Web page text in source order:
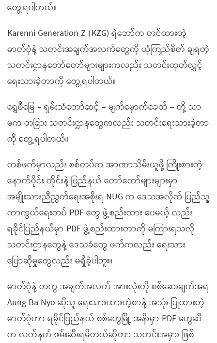
တွေ့ရပါတယ်။
Karenni Generation Z (KZG) ရဲဘော်က တင်ထားတဲ့
ဓာတ်ပုံနဲ့ သတင်းအချက်အလက်တွေကို ယုံကြည်စိတ် ချရတဲ့
သတင်းဌာနတော်တော်များများကလည်း သတင်းထုတ်လွှင့်
ရေးသားခဲ့တာကို တွေ့ရပါတယ်။
ရွှေဖီမြေ – ရှမ်းသံတော်ဆင့် – မျက်မှောက်ခေတ် – တို့ သာ
မက တခြား သတင်းဌာနတွေကလည်း သတင်းရေးသားခဲ့တာ
ကို တွေ့ရပါတယ်။
တစ်ဖက်မှာလည်း စစ်တပ်က အာဏာသိမ်းယူဖို့ ကြိုးစားတဲ့
နောက်ပိုင်း တိုင်းနဲ့ ပြည်နယ် တော်တော်များများမှာ
အမျိုးသားညီညွတ်ရေးအစိုးရ NUG က ဒေသအလိုက် ပြည်သူ့
ကာကွယ်ရေးတပ် PDF တွေ ဖွဲ့စည်းထား ပေမယ့် လည်း
ရခိုင်ပြည်နယ်မှာ PDF ဖွဲ့စည်းထားတာကို မကြားရသလို
သတင်းဌာနတွေနဲ့ ဒေသခံတွေ ဖက်ကလည်း ရေးသား
ပြောဆိုမှုတွေလည်း မရှိခဲ့ပါဘူး။
ဓာတ်ပုံနဲ့ တကွ အချက်အလက် အားလုံးကို စစ်ဆေးချက်အရ
Aung Ba Nyo ဆိုသူ ရေးသားထားတဲ့စာနဲ့ အသုံး ပြုထားတဲ့
ဓာတ်ပုံဟာ ရခိုင်ပြည်နယ် စစ်တွေမြို့ အနီးမှာ PDF တွေဆီ
က လက်နက် ဖမ်းဆီးရမိတယ်ဆိုတာ သတင်းအမှား ဖြစ်